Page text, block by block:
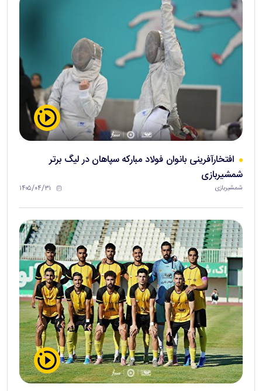
افتخارآفرینی بانوان فولاد مبارکه سپاهان در لیگ برتر
شمشیربازی
شمشیربازی ۱۴۰۵/۰۴/۳۱